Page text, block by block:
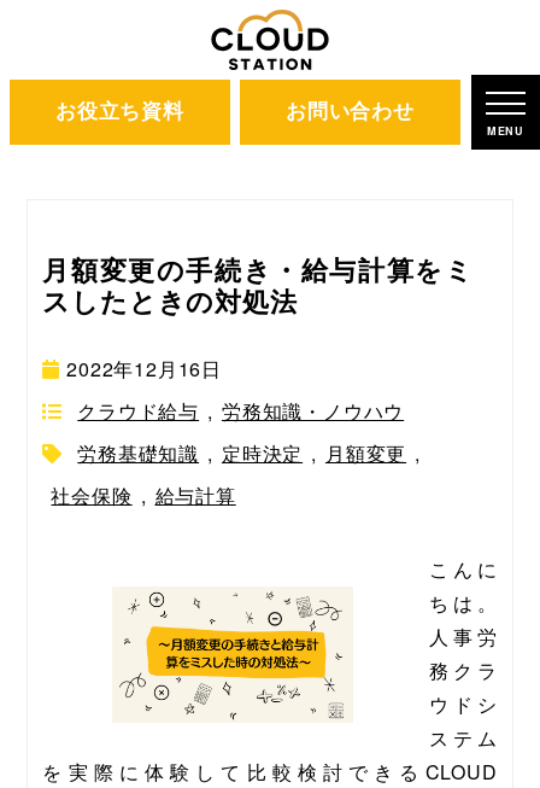
お役立ち資料 お問い合わせ
MENU
ホーム ブログ 労務基礎知識
月額変更の手続き・給与計算をミ
スしたときの対処法
2022年12月16日
クラウド給与 , 労務知識・ノウハウ
労務基礎知識 , 定時決定 , 月額変更 ,
社会保険 , 給与計算
こんに
ちは。
人事労
務クラ
ウドシ
ステム
を実際に体験して比較検討できるCLOUD